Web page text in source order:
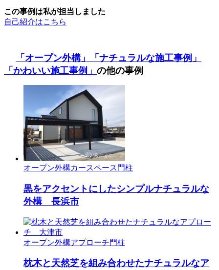
この事例は私が担当しました
自己紹介はこちら
「オープン外構」
「ナチュラルな施工事例」
「かわいい施工事例」 の他の事例
オープン外構カースペース 門柱
黒をアクセントにしたシンプルナチュラルな
外構 長浜市
オープン外構アプローチ門柱
枕木と天然芝を組み合わせたナチュラルなア